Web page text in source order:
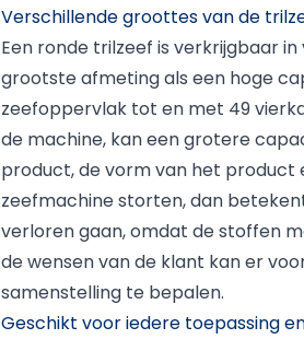
Verschillende groottes van de
Een ronde trilzeef is verkrijgbaar
grootste afmeting als een hoge
zeefoppervlak tot en met 49
de machine, kan een grotere
product, de vorm van het product
zeefmachine storten, dan
verloren gaan, omdat de stoffen
de wensen van de klant kan er
samenstelling te bepalen.
Geschikt voor iedere toepassing